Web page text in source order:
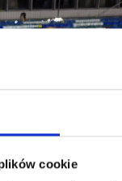
cookie